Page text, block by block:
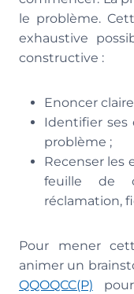
le problème.
exhaustive
constructive :
Enoncer
Identifier ses
problème ;
Recenser les
feuille de
réclamation,
Pour mener
animer un
QQOQCC(P)